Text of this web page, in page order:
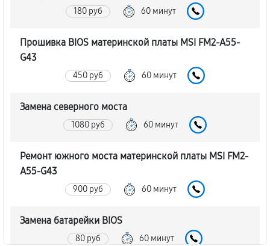
180 руб 60 минут
Прошивка BIOS материнской платы MSI FM2-A55-
G43
450 руб 60 минут
Замена северного моста
1080 руб 60 минут
Ремонт южного моста материнской платы MSI FM2-
A55-G43
900 руб 60 минут
Замена батарейки BIOS
80 руб 60 минут